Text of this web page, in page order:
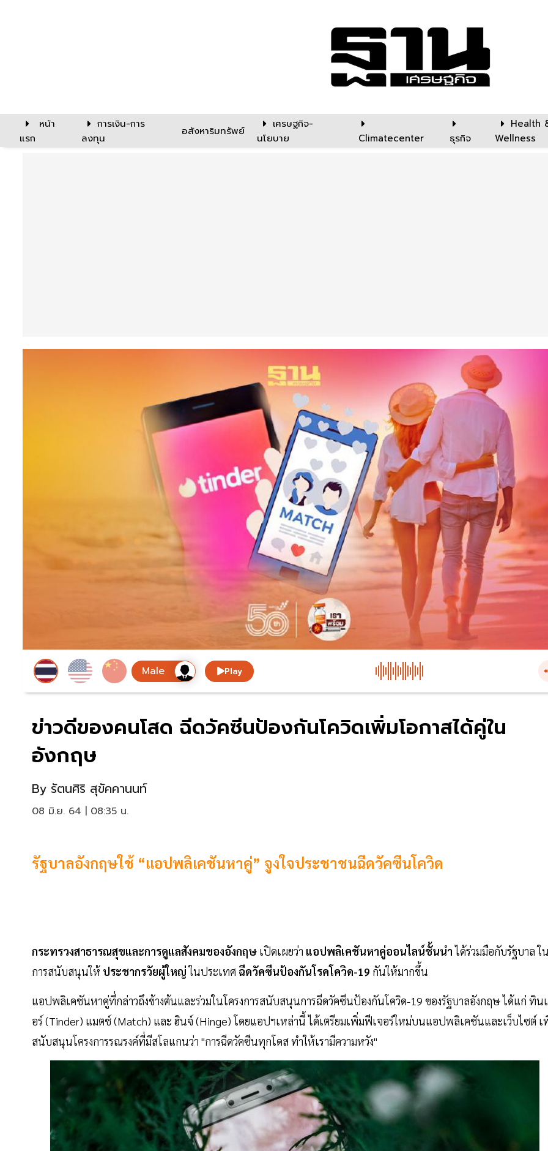
หน้า
แรก
การเงิน-การ
ลงทุน
อสังหาริมทรัพย์
เศรษฐกิจ-
นโยบาย
Climatecenter ธุรกิจ
Health
Wellness
Play
ข่าวดีของคนโสด ฉีดวัคซีนป้องกันโควิดเพิ่มโอกาสได้คู่ใน
อังกฤษ
By รัตนศิริ สุขัคคานนท์
08 มิ.ย. 64 | 08:35 น.
รัฐบาลอังกฤษใช้ “แอปพลิเคชันหาคู่” จูงใจประชาชนฉีดวัคซีนโควิด
กระทรวงสาธารณสุขและการดูแลสังคมของอังกฤษ เปิดเผยว่า แอปพลิเคชันหาคู่ออนไลน์ชั้นนำได้ร่วมมือกับรัฐบาล ใ
การสนับสนุนให้ ประชากรวัยผู้ใหญ่ในประเทศ ฉีดวัคซีนป้องกันโรคโควิด-19 กันให้มากขึ้น
แอปพลิเคชันหาคู่ที่กล่าวถึงข้างต้นและร่วมในโครงการสนับสนุนการฉีดวัคซีนป้องกันโควิด-19 ของรัฐบาลอังกฤษ ได้แก่ ทิน
อร์ (Tinder) แมตช์ (Match) และ ฮินจ์ (Hinge) โดยแอปฯเหล่านี้ ได้เตรียมเพิ่มฟีเจอร์ใหม่บนแอปพลิเคชันและเว็บไซต์ เ
สนับสนุนโครงการรณรงค์ที่มีสโลแกนว่า "การฉีดวัคซีนทุกโดส ทำให้เรามีความหวัง"